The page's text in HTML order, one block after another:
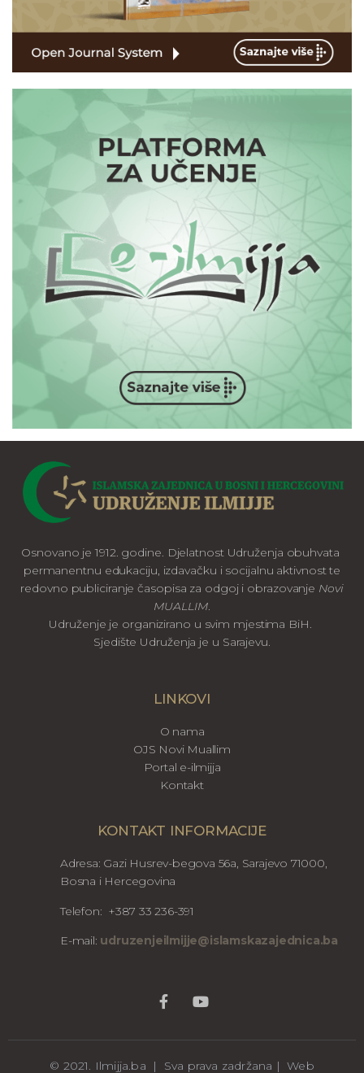
Osnovano je 1912. godine. Djelatnost Udruženja obuhvata
permanentnu edukaciju, izdavačku i socijalnu aktivnost te
redovno publiciranje časopisa za odgoj i obrazovanje Novi
MUALLIM.
Udruženje je organizirano u svim mjestima BiH.
Sjedište Udruženja je u Sarajevu.
LINKOVI
O nama
OJS Novi Muallim
Portal e-ilmijja
Kontakt
KONTAKT INFORMACIJE
Adresa: Gazi Husrev-begova 56a, Sarajevo 71000,
Bosna i Hercegovina
Telefon: +387 33 236-391
E-mail: udruzenjeilmijje@islamskazajednica.ba
© 2021. Ilmijja.ba | Sva prava zadržana | Web